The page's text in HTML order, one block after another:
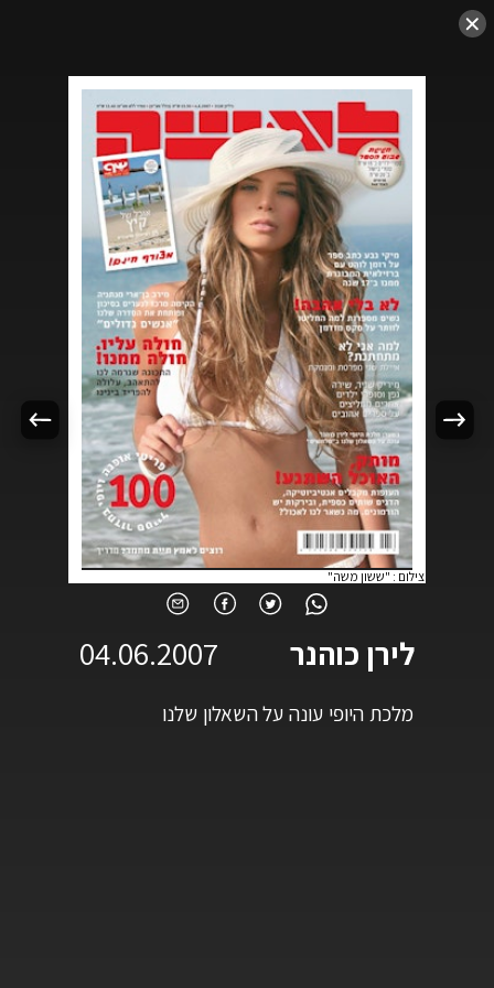
לירן כוהנר 04.06.2007
מלכת היופי עונה על השאלון שלנו
צילום : "ששון משה"